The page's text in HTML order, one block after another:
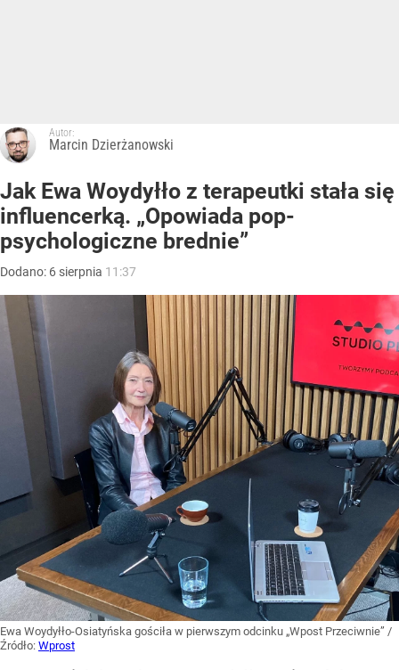
Autor:
Marcin Dzierżanowski
Jak Ewa Woydyłło z terapeutki stała się
influencerką. „Opowiada pop-
psychologiczne brednie”
Dodano: 6 sierpnia 11:37
Ewa Woydyłło-Osiatyńska gościła w pierwszym odcinku „Wpost Przeciwnie” /
Źródło: Wprost